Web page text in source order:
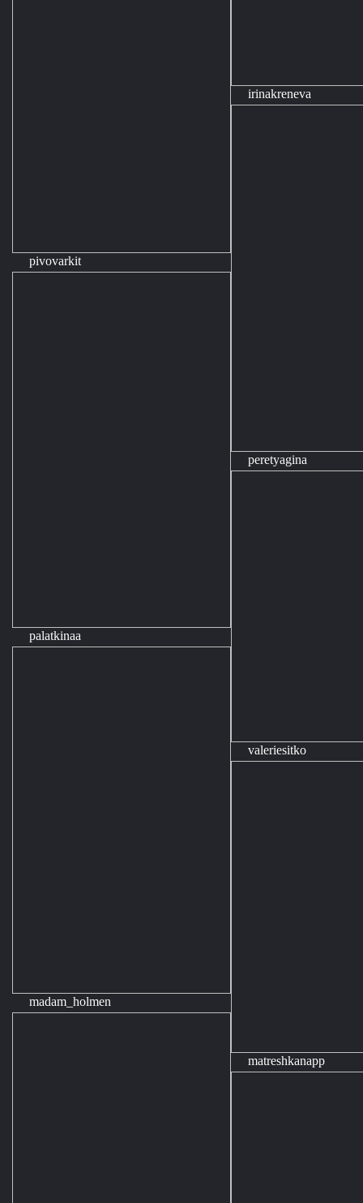
pivovarkit
palatkinaa
madam_holmen
irinakreneva
peretyagina
valeriesitko
matreshkanapp